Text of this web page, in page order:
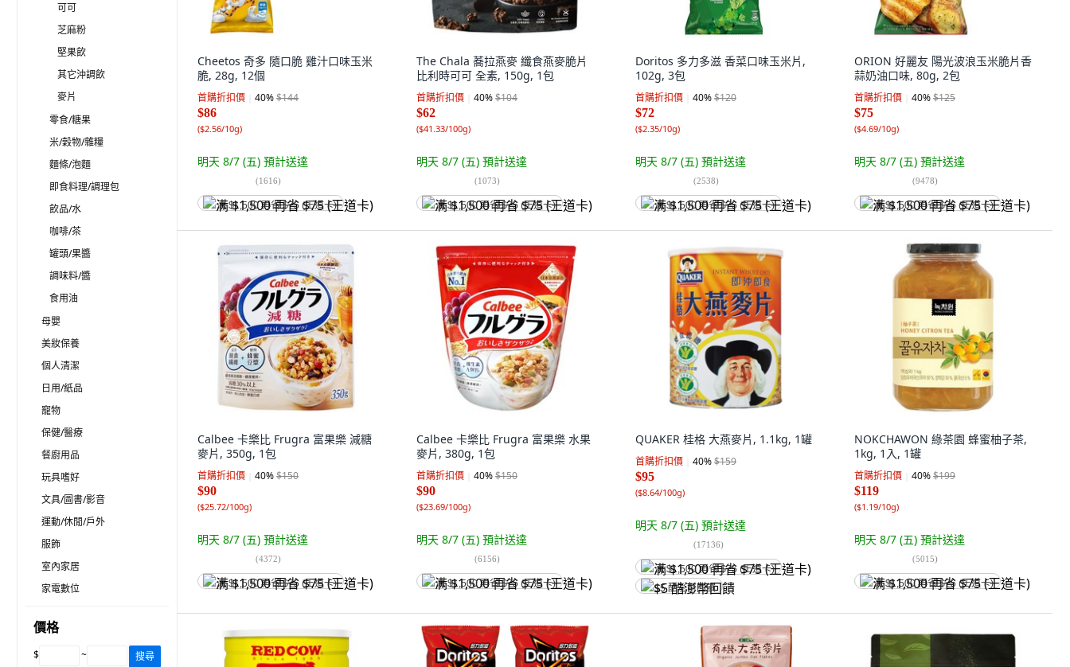
可可
芝麻粉
堅果飲
其它沖調飲
麥片
零食/糖果
米/穀物/雜糧
麵條/泡麵
即食料理/調理包
飲品/水
咖啡/茶
罐頭/果醬
調味料/醬
食用油
母嬰
美妝保養
個人清潔
日用/紙品
寵物
保健/醫療
餐廚用品
玩具嗜好
文具/圖書/影音
運動/休閒/戶外
服飾
室內家居
家電數位
價格
$ ~ 搜尋
Cheetos 奇多 隨口脆 雞汁口味玉米
脆, 28g, 12個
首購折扣價 40%$144
$86
($2.56/10g)
明天 8/7 (五) 預計送達
(1616)
满 $1,500 再省 $75 (王道卡)
The Chala 蕎拉燕麥 纖食燕麥脆片
比利時可可 全素, 150g, 1包
首購折扣價 40%$104
$62
($41.33/100g)
明天 8/7 (五) 預計送達
(1073)
满 $1,500 再省 $75 (王道卡)
Doritos 多力多滋 香菜口味玉米片,
102g, 3包
首購折扣價 40%$120
$72
($2.35/10g)
明天 8/7 (五) 預計送達
(2538)
满 $1,500 再省 $75 (王道卡)
ORION 好麗友 陽光波浪玉米脆片香
蒜奶油口味, 80g, 2包
首購折扣價 40%$125
$75
($4.69/10g)
明天 8/7 (五) 預計送達
(9478)
满 $1,500 再省 $75 (王道卡)
Calbee 卡樂比 Frugra 富果樂 減糖
麥片, 350g, 1包
首購折扣價 40%$150
$90
($25.72/100g)
明天 8/7 (五) 預計送達
(4372)
满 $1,500 再省 $75 (王道卡)
Calbee 卡樂比 Frugra 富果樂 水果
麥片, 380g, 1包
首購折扣價 40%$150
$90
($23.69/100g)
明天 8/7 (五) 預計送達
(6156)
满 $1,500 再省 $75 (王道卡)
QUAKER 桂格 大燕麥片, 1.1kg, 1罐
首購折扣價 40%$159
$95
($8.64/100g)
明天 8/7 (五) 預計送達
(17136)
满 $1,500 再省 $75 (王道卡)
$5 酷澎幣回饋
NOKCHAWON 綠茶園 蜂蜜柚子茶,
1kg, 1入, 1罐
首購折扣價 40%$199
$119
($1.19/10g)
明天 8/7 (五) 預計送達
(5015)
满 $1,500 再省 $75 (王道卡)